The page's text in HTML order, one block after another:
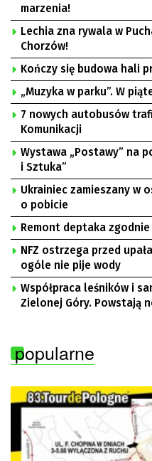
marzenia!
Lechia zna rywala w
Chorzów!
Kończy się budowa hali
„Muzyka w parku”. W
7 nowych autobusów
Komunikacji
Wystawa „Postawy” na
i Sztuka”
Ukrainiec zamieszany w
o pobicie
Remont deptaka zgodnie
NFZ ostrzega przed
ogóle nie pije wody
Współpraca leśników i
Zielonej Góry. Powstają
popularne